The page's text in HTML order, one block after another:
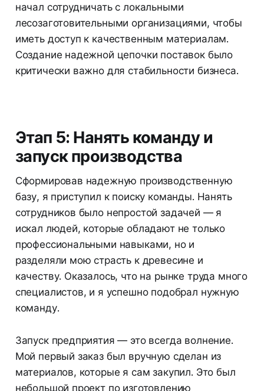
начал сотрудничать с локальными
лесозаготовительными организациями, чтобы
иметь доступ к качественным материалам.
Создание надежной цепочки поставок было
критически важно для стабильности бизнеса.
Этап 5: Нанять команду и
запуск производства
Сформировав надежную производственную
базу, я приступил к поиску команды. Нанять
сотрудников было непростой задачей — я
искал людей, которые обладают не только
профессиональными навыками, но и
разделяли мою страсть к древесине и
качеству. Оказалось, что на рынке труда много
специалистов, и я успешно подобрал нужную
команду.
Запуск предприятия — это всегда волнение.
Мой первый заказ был вручную сделан из
материалов, которые я сам закупил. Это был
небольшой проект по изготовлению